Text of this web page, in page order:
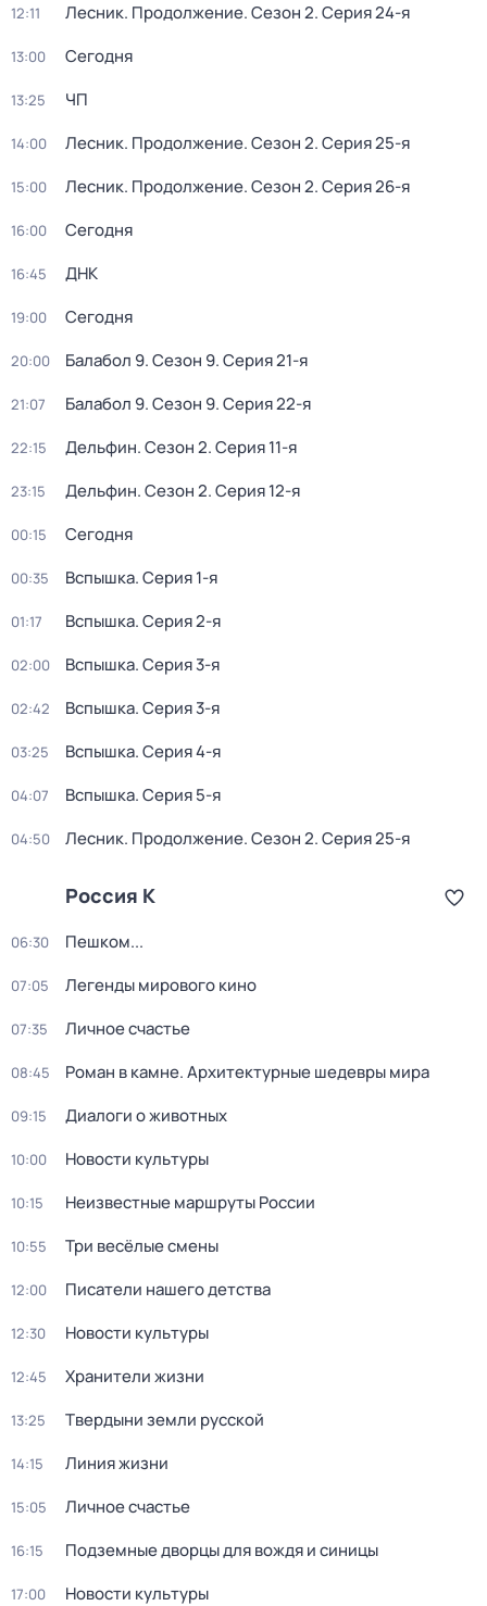
12:11 Лесник. Продолжение. Сезон 2. Серия 24-я
13:00 Сегодня
13:25 ЧП
14:00 Лесник. Продолжение. Сезон 2. Серия 25-я
15:00 Лесник. Продолжение. Сезон 2. Серия 26-я
16:00 Сегодня
16:45 ДНК
19:00 Сегодня
20:00 Балабол 9. Сезон 9. Серия 21-я
21:07 Балабол 9. Сезон 9. Серия 22-я
22:15 Дельфин. Сезон 2. Серия 11-я
23:15 Дельфин. Сезон 2. Серия 12-я
00:15 Сегодня
00:35 Вспышка. Серия 1-я
01:17 Вспышка. Серия 2-я
02:00 Вспышка. Серия 3-я
02:42 Вспышка. Серия 3-я
03:25 Вспышка. Серия 4-я
04:07 Вспышка. Серия 5-я
04:50 Лесник. Продолжение. Сезон 2. Серия 25-я
Россия К
06:30 Пешком...
07:05 Легенды мирового кино
07:35 Личное счастье
08:45 Роман в камне. Архитектурные шедевры мира
09:15 Диалоги о животных
10:00 Новости культуры
10:15 Неизвестные маршруты России
10:55 Три весёлые смены
12:00 Писатели нашего детства
12:30 Новости культуры
12:45 Хранители жизни
13:25 Твердыни земли русской
14:15 Линия жизни
15:05 Личное счастье
16:15 Подземные дворцы для вождя и синицы
17:00 Новости культуры